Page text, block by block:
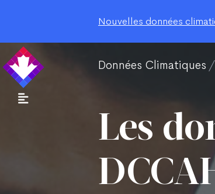
Nouvelles données
Données Climatiques
Les